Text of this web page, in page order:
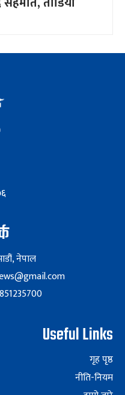
नेपाल
Useful Links
गृह पृष्ठ
नीति-नियम